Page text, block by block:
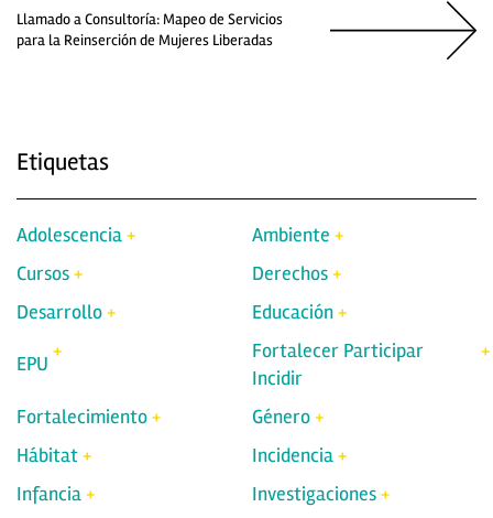
Llamado a Consultoría: Mapeo de Servicios
para la Reinserción de Mujeres Liberadas
Etiquetas
Adolescencia
Ambiente
Cursos
Derechos
Desarrollo
Educación
EPU
Fortalecer Participar
Incidir
Fortalecimiento
Género
Hábitat
Incidencia
Infancia
Investigaciones